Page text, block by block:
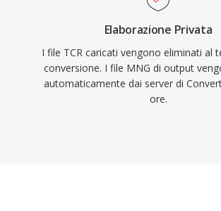
Elaborazione Privata
I file TCR caricati vengono eliminati al
conversione. I file MNG di output
automaticamente dai server di
ore.